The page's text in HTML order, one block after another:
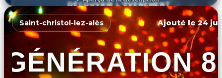
DÉCOUVRIR L'ÉVÉNEMENT
Saint-christol-lez-alès Ajouté le 24
GÉNÉRATION